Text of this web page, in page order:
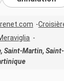
Saint-Martin,